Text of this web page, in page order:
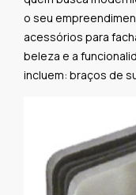
o seu
acessórios para
beleza e a
incluem: braços de